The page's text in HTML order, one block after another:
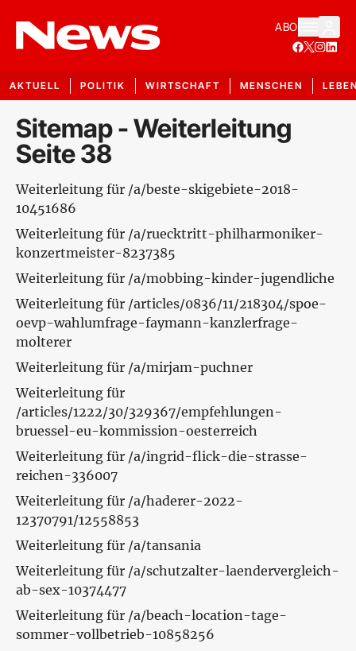
ABO
AKTUELL POLITIK WIRTSCHAFT MENSCHEN
Sitemap - Weiterleitung
Seite 38
Weiterleitung für /a/beste-skigebiete-2018-
10451686
Weiterleitung für /a/ruecktritt-philharmoniker-
konzertmeister-8237385
Weiterleitung für /a/mobbing-kinder-jugendliche
Weiterleitung für /articles/0836/11/218304/spoe-
oevp-wahlumfrage-faymann-kanzlerfrage-
molterer
Weiterleitung für /a/mirjam-puchner
Weiterleitung für
/articles/1222/30/329367/empfehlungen-
bruessel-eu-kommission-oesterreich
Weiterleitung für /a/ingrid-flick-die-strasse-
reichen-336007
Weiterleitung für /a/haderer-2022-
12370791/12558853
Weiterleitung für /a/tansania
Weiterleitung für /a/schutzalter-laendervergleich-
ab-sex-10374477
Weiterleitung für /a/beach-location-tage-
sommer-vollbetrieb-10858256